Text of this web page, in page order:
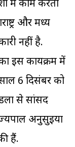
में काम करता
और मध्य
नहीं है.
इस कार्यक्रम में
6 दिसंबर को
से सांसद
अनुसुइया
हैं.